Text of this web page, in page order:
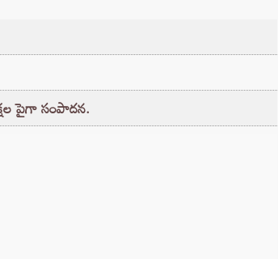
పైగా సంపాదన.